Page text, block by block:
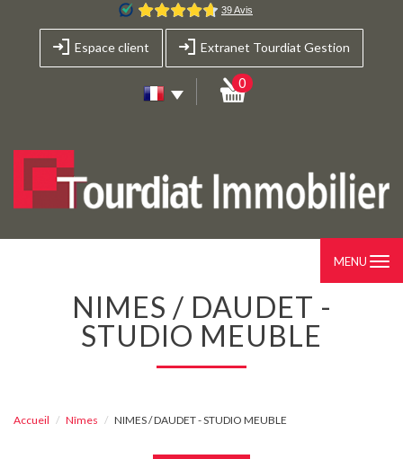
Espace client Extranet Tourdiat Gestion
0
MENU
NIMES / DAUDET -
STUDIO MEUBLE
Accueil Nîmes NIMES / DAUDET - STUDIO MEUBLE